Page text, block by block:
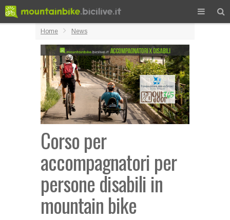
Home News
Corso per
accompagnatori per
persone disabili in
mountain bike